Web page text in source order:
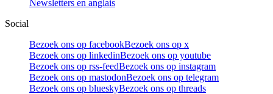
Newsletters en anglais
Social
Bezoek ons op facebookBezoek ons op x
Bezoek ons op linkedinBezoek ons op youtube
Bezoek ons op rss-feedBezoek ons op instagram
Bezoek ons op mastodonBezoek ons op telegram
Bezoek ons op blueskyBezoek ons op threads